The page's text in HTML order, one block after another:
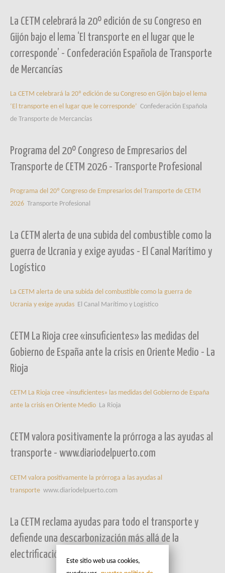
La CETM celebrará la 20º edición de su Congreso en
Gijón bajo el lema ‘El transporte en el lugar que le
corresponde’ - Confederación Española de Transporte
de Mercancías
La CETM celebrará la 20º edición de su Congreso en Gijón bajo el lema
‘El transporte en el lugar que le corresponde’ Confederación Española
de Transporte de Mercancías
Programa del 20º Congreso de Empresarios del
Transporte de CETM 2026 - Transporte Profesional
Programa del 20º Congreso de Empresarios del Transporte de CETM
2026 Transporte Profesional
La CETM alerta de una subida del combustible como la
guerra de Ucrania y exige ayudas - El Canal Marítimo y
Logístico
La CETM alerta de una subida del combustible como la guerra de
Ucrania y exige ayudas El Canal Marítimo y Logístico
CETM La Rioja cree «insuficientes» las medidas del
Gobierno de España ante la crisis en Oriente Medio - La
Rioja
CETM La Rioja cree «insuficientes» las medidas del Gobierno de España
ante la crisis en Oriente Medio La Rioja
CETM valora positivamente la prórroga a las ayudas al
transporte - www.diariodelpuerto.com
CETM valora positivamente la prórroga a las ayudas al
transporte www.diariodelpuerto.com
La CETM reclama ayudas para todo el transporte y
defiende una descarbonización más allá de la
electrificación - Transporte 3
Este sitio web usa cookies,